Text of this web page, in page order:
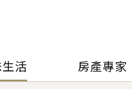
活 房產專家